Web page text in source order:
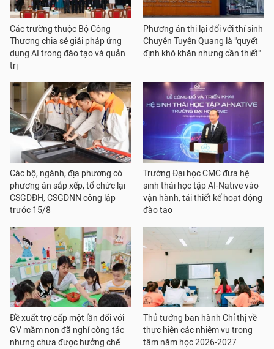
Các trường thuộc Bộ Công
Thương chia sẻ giải pháp ứng
dụng AI trong đào tạo và quản
trị
Phương án thi lại đối với thí sinh
Chuyên Tuyên Quang là "quyết
định khó khăn nhưng cần thiết"
Các bộ, ngành, địa phương có
phương án sắp xếp, tổ chức lại
CSGDĐH, CSGDNN công lập
trước 15/8
Trường Đại học CMC đưa hệ
sinh thái học tập AI-Native vào
vận hành, tái thiết kế hoạt động
đào tạo
Đề xuất trợ cấp một lần đối với
GV mầm non đã nghỉ công tác
nhưng chưa được hưởng chế
Thủ tướng ban hành Chỉ thị về
thực hiện các nhiệm vụ trọng
tâm năm học 2026-2027